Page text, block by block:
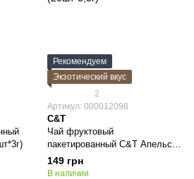
Рекомендуем
Экзотический вкус
2
Артикул: 000012098
C&T
Чай фруктовый
пакетированный C&T Апельсин
и розмарин (20шт*3,3г)
149 грн
В наличии